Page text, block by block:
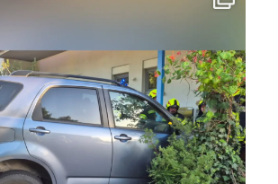
🚒👨‍🚒 EINSATZ: Bergung PKW 👨‍🚒🚒
Am 24. ...